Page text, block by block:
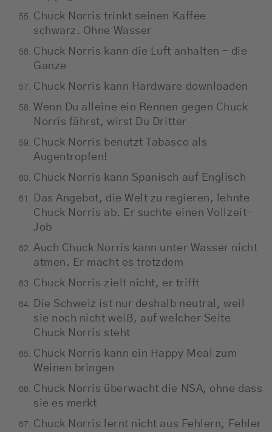
Chuck Norris trinkt seinen Kaffee
schwarz. Ohne Wasser
Chuck Norris kann die Luft anhalten – die
Ganze
Chuck Norris kann Hardware downloaden
Wenn Du alleine ein Rennen gegen Chuck
Norris fährst, wirst Du Dritter
Chuck Norris benutzt Tabasco als
Augentropfen!
Chuck Norris kann Spanisch auf Englisch
Das Angebot, die Welt zu regieren, lehnte
Chuck Norris ab. Er suchte einen Vollzeit-
Job
Auch Chuck Norris kann unter Wasser nicht
atmen. Er macht es trotzdem
Chuck Norris zielt nicht, er trifft
Die Schweiz ist nur deshalb neutral, weil
sie noch nicht weiß, auf welcher Seite
Chuck Norris steht
Chuck Norris kann ein Happy Meal zum
Weinen bringen
Chuck Norris überwacht die NSA, ohne dass
sie es merkt
Chuck Norris lernt nicht aus Fehlern, Fehler